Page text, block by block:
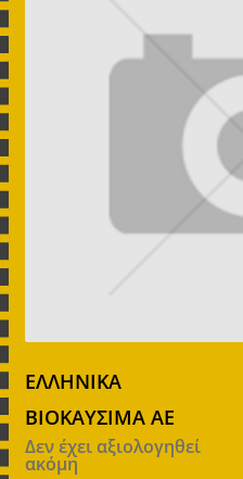
ΕΛΛΗΝΙΚΑ
ΒΙΟΚΑΥΣΙΜΑ ΑΕ
Δεν έχει αξιολογηθεί
ακόμη